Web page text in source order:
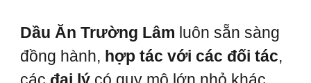
Dầu Ăn Trường Lâm luôn sẵn sàng
đồng hành, hợp tác với các đối tác,
các đại lý có quy mô lớn nhỏ khác